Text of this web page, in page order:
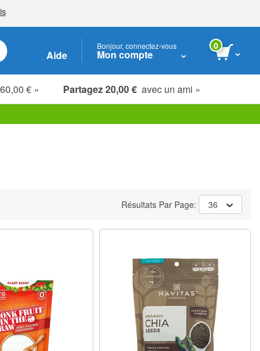
Aide
Bonjour, connectez-vous
Mon compte
0
€ » Partagez 20,00 € avec un ami »
Résultats Par Page: 36